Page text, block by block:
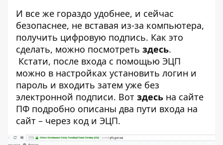
И все же гораздо удобнее, и сейчас
безопаснее, не вставая из-за компьютера,
получить цифровую подпись. Как это
сделать, можно посмотреть здесь.
Кстати, после входа с помощью ЭЦП
можно в настройках установить логин и
пароль и входить затем уже без
электронной подписи. Вот здесь на сайте
ПФ подробно описаны два пути входа на
сайт – через код и ЭЦП.